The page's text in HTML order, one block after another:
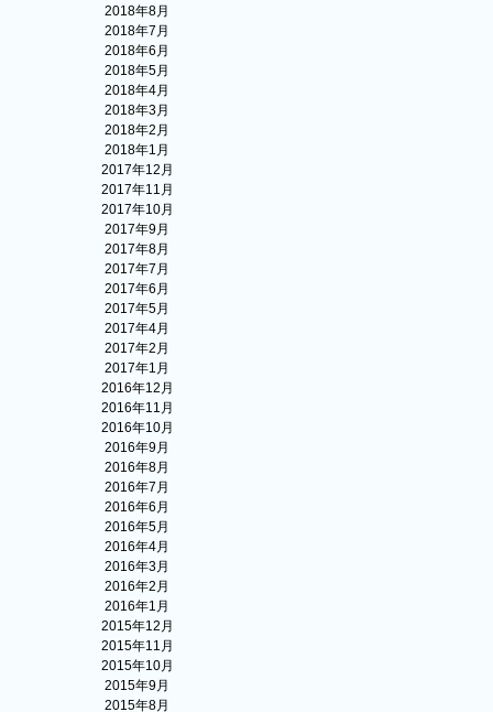
2018年8月
2018年7月
2018年6月
2018年5月
2018年4月
2018年3月
2018年2月
2018年1月
2017年12月
2017年11月
2017年10月
2017年9月
2017年8月
2017年7月
2017年6月
2017年5月
2017年4月
2017年2月
2017年1月
2016年12月
2016年11月
2016年10月
2016年9月
2016年8月
2016年7月
2016年6月
2016年5月
2016年4月
2016年3月
2016年2月
2016年1月
2015年12月
2015年11月
2015年10月
2015年9月
2015年8月